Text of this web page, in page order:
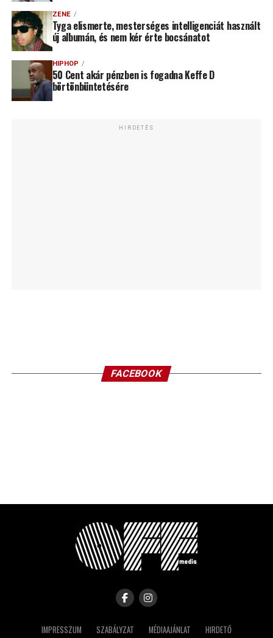
ZENE
Tyga elismerte, mesterséges intelligenciát használt
új albumán, és nem kér érte bocsánatot
HIPHOP
50 Cent akár pénzben is fogadna Keffe D
börtönbüntetésére
HIRDETÉS
FACEBOOK
IMPRESSZUM SZABÁLYZAT MÉDIAAJÁNLAT HIRDETŐ